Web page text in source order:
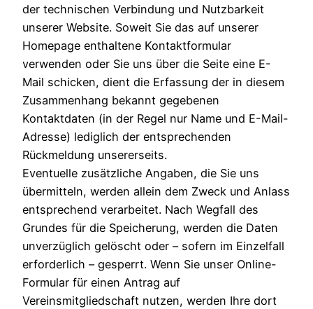
der technischen Verbindung und Nutzbarkeit
unserer Website. Soweit Sie das auf unserer
Homepage enthaltene Kontaktformular
verwenden oder Sie uns über die Seite eine E-
Mail schicken, dient die Erfassung der in diesem
Zusammenhang bekannt gegebenen
Kontaktdaten (in der Regel nur Name und E-Mail-
Adresse) lediglich der entsprechenden
Rückmeldung unsererseits.
Eventuelle zusätzliche Angaben, die Sie uns
übermitteln, werden allein dem Zweck und Anlass
entsprechend verarbeitet. Nach Wegfall des
Grundes für die Speicherung, werden die Daten
unverzüglich gelöscht oder – sofern im Einzelfall
erforderlich – gesperrt. Wenn Sie unser Online-
Formular für einen Antrag auf
Vereinsmitgliedschaft nutzen, werden Ihre dort